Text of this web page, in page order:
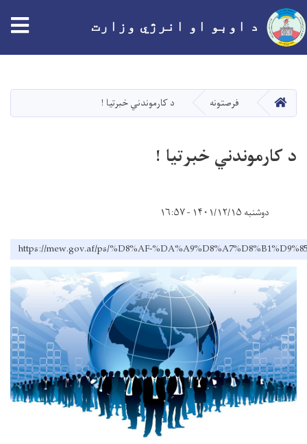
دانګل
د اوبو او انرژي وزارت
کور فرصتونه د کارموندني خبرتیا !
د کارموندني خبرتیا !
دوشنبه ۱۴۰۱/۱۲/۱۵ - ۱۶:۵۷
https://mew.gov.af/ps/%D8%AF-